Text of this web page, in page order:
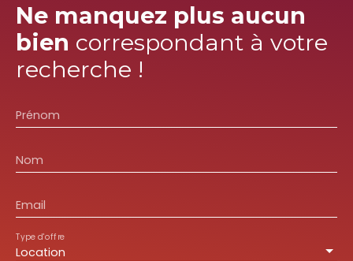
Ne manquez plus aucun
bien correspondant à votre
recherche !
Prénom
Nom
Email
Location
Type d'offre